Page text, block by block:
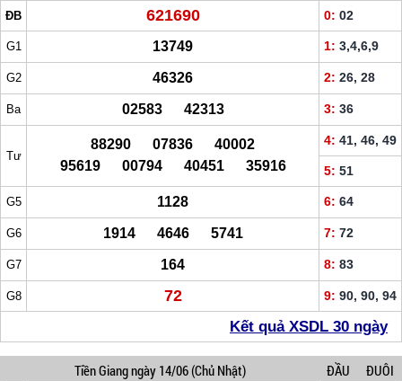
ĐB 621690 0: 02
G1 13749 1: 3,4,6,9
G2 46326 2: 26, 28
Ba 02583 42313 3: 36
Tư
88290 07836 40002
95619 00794 40451 35916
4: 41, 46, 49
5: 51
G5 1128 6: 64
G6 1914 4646 5741 7: 72
G7 164 8: 83
G8 72 9: 90, 90, 94
Kết quả XSDL 30 ngày
Tiền Giangngày 14/06(Chủ Nhật) ĐẦU ĐUÔI